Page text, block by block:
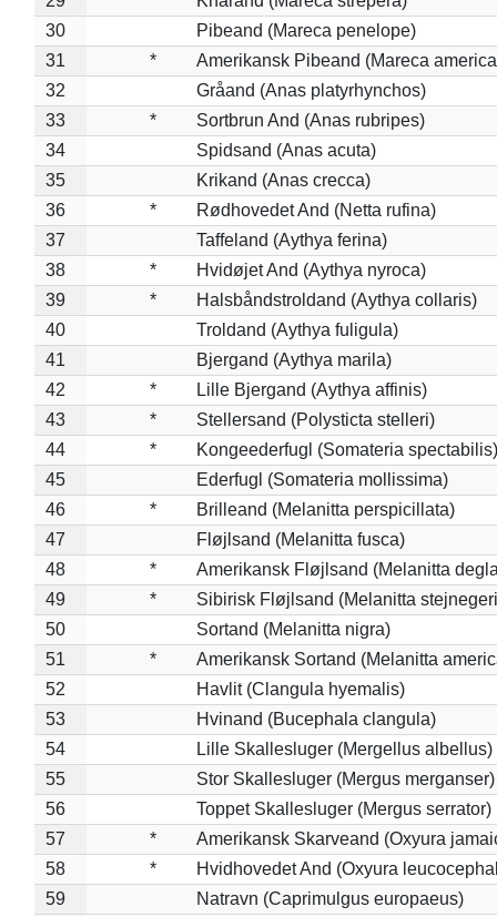
30
Pibeand (Mareca penelope)
31
*
Amerikansk Pibeand (Mareca
32
Gråand (Anas platyrhynchos)
33
*
Sortbrun And (Anas rubripes)
34
Spidsand (Anas acuta)
35
Krikand (Anas crecca)
36
*
Rødhovedet And (Netta rufina)
37
Taffeland (Aythya ferina)
38
*
Hvidøjet And (Aythya nyroca)
39
*
Halsbåndstroldand (Aythya collaris)
40
Troldand (Aythya fuligula)
41
Bjergand (Aythya marila)
42
*
Lille Bjergand (Aythya affinis)
43
*
Stellersand (Polysticta stelleri)
44
*
Kongeederfugl (Somateria spectabilis)
45
Ederfugl (Somateria mollissima)
46
*
Brilleand (Melanitta perspicillata)
47
Fløjlsand (Melanitta fusca)
48
*
Amerikansk Fløjlsand (Melanitta
49
*
Sibirisk Fløjlsand (Melanitta
50
Sortand (Melanitta nigra)
51
*
Amerikansk Sortand (Melanitta
52
Havlit (Clangula hyemalis)
53
Hvinand (Bucephala clangula)
54
Lille Skallesluger (Mergellus albellus)
55
Stor Skallesluger (Mergus merganser)
56
Toppet Skallesluger (Mergus serrator)
57
*
Amerikansk Skarveand (Oxyura
58
*
Hvidhovedet And (Oxyura
59
Natravn (Caprimulgus europaeus)